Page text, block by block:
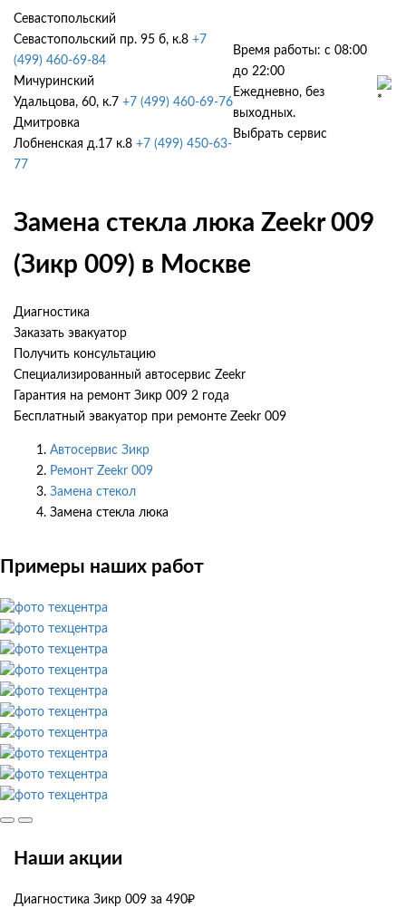
Севастопольский
Севастопольский пр. 95 б, к.8 +7
(499) 460-69-84
Мичуринский
Удальцова, 60, к.7 +7 (499) 460-69-76
Дмитровка
Лобненская д.17 к.8 +7 (499) 450-63-
77
Время работы: с 08:00
до 22:00
Ежедневно, без
выходных.
Выбрать сервис
Замена стекла люка Zeekr 009
(Зикр 009) в Москве
Диагностика
Заказать эвакуатор
Получить консультацию
Специализированный автосервис Zeekr
Гарантия на ремонт Зикр 009 2 года
Бесплатный эвакуатор при ремонте Zeekr 009
Автосервис Зикр
Ремонт Zeekr 009
Замена стекол
Замена стекла люка
Примеры наших работ
Наши акции
Диагностика Зикр 009 за 490₽